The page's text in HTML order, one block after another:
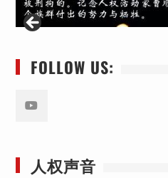
FOLLOW US:
人权声音